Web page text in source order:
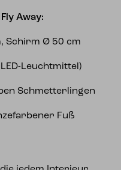
Away:
Schirm Ø 50 cm
Leuchtmittel)
Schmetterlingen
Fuß